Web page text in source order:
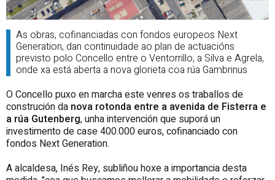
As obras, cofinanciadas con fondos europeos Next
Generation, dan continuidade ao plan de actuacións
previsto polo Concello entre o Ventorrillo, a Silva e Agrela,
onde xa está aberta a nova glorieta coa rúa Gambrinus
O Concello puxo en marcha este venres os traballos de
construción da nova rotonda entre a avenida de Fisterra e
a rúa Gutenberg, unha intervención que suporá un
investimento de case 400.000 euros, cofinanciado con
fondos Next Generation.
A alcaldesa, Inés Rey, subliñou hoxe a importancia desta